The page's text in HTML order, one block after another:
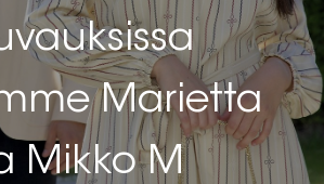
Marietta
Mikko M